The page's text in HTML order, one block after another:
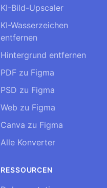
KI-Bild-Upscaler
KI-Wasserzeichen
entfernen
Hintergrund entfernen
PDF zu Figma
PSD zu Figma
Web zu Figma
Canva zu Figma
Alle Konverter
RESSOURCEN